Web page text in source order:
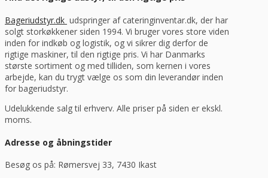
Bageriudstyr.dk udspringer af cateringinventar.dk, der har
solgt storkøkkener siden 1994. Vi bruger vores store viden
inden for indkøb og logistik, og vi sikrer dig derfor de
rigtige maskiner, til den rigtige pris. Vi har Danmarks
største sortiment og med tilliden, som kernen i vores
arbejde, kan du trygt vælge os som din leverandør inden
for bageriudstyr.
Udelukkende salg til erhverv. Alle priser på siden er ekskl.
moms.
Adresse og åbningstider
Besøg os på: Rømersvej 33, 7430 Ikast